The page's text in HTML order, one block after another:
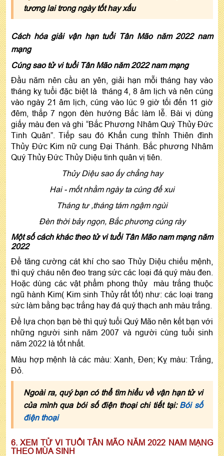
tương lai trong ngày tốt hay xấu
Cách hóa giải vận hạn tuổi Tân Mão năm 2022 nam
mạng
Cúng sao tử vi tuổi Tân Mão năm 2022 nam mạng
Đầu năm nên cầu an yên, giải hạn mỗi tháng hay vào
tháng kỵ tuổi đặc biệt là tháng 4, 8 âm lịch và nên cúng
vào ngày 21 âm lịch, cúng vào lúc 9 giờ tối đến 11 giờ
đêm, thắp 7 ngọn đèn hướng Bắc làm lễ. Bài vị dùng
giấy màu đen và ghi “Bắc Phương Nhâm Quý Thủy Đức
Tinh Quân”. Tiếp sau đó Khấn cung thỉnh Thiên đình
Thủy Đức Kim nữ cung Đại Thánh. Bắc phương Nhâm
Quý Thủy Đức Thủy Diệu tinh quân vị tiên.
Thủy Diệu sao ấy chẳng hay
Hai - mốt nhằm ngày ta cúng để xui
Tháng tư ,tháng tám ngậm ngùi
Đèn thời bảy ngọn, Bắc phương cúng rày
Một số cách khác theo tử vi tuổi Tân Mão nam mạng năm
2022
Để tăng cường cát khí cho sao Thủy Diệu chiếu mệnh,
thì quý cháu nên đeo trang sức các loại đá quý màu đen.
Hoặc dùng các vật phẩm phong thủy màu trắng thuộc
ngũ hành Kim( Kim sinh Thủy rất tốt) như: các loại trang
sức làm bằng bạc trắng hay đá quý thạch anh màu trắng.
Để lựa chọn bạn bè thì quý tuổi Quý Mão nên kết bạn với
những người sinh năm 2007 và người cùng tuổi sinh
năm 2022 là tốt nhất.
Màu hợp mệnh là các màu: Xanh, Đen; Kỵ màu: Trắng,
Đỏ.
Ngoài ra, quý bạn có thể tìm hiểu về vận hạn tử vi
của mình qua bói số điện thoại chi tiết tại: Bói số
điện thoại
6. XEM TỬ VI TUỔI TÂN MÃO NĂM 2022 NAM MẠNG
THEO MÙA SINH